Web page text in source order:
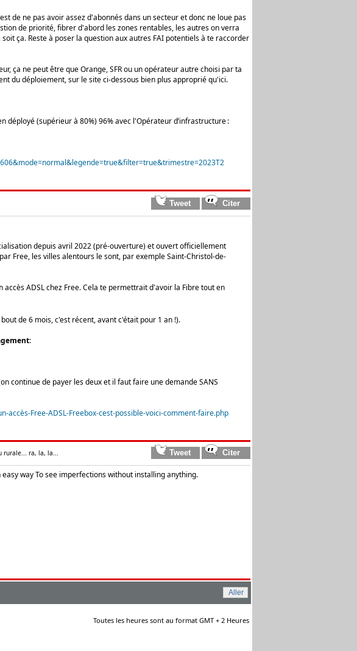
de ne pas avoir assez d'abonnés dans un secteur et donc ne loue pas
de priorité, fibrer d'abord les zones rentables, les autres on verra
ça. Reste à poser la question aux autres FAI potentiels à te raccorder
ça ne peut être que Orange, SFR ou un opérateur autre choisi par ta
du déploiement, sur le site ci-dessous bien plus approprié qu'ici.
déployé (supérieur à 80%) 96% avec l'Opérateur d’infrastructure :
depuis avril 2022 (pré-ouverture) et ouvert officiellement
Free, les villes alentours le sont, par exemple Saint-Christol-de-
ADSL chez Free. Cela te permettrait d'avoir la Fibre tout en
de 6 mois, c'est récent, avant c'était pour 1 an !).
:
continue de payer les deux et il faut faire une demande SANS
accès-Free-ADSL-Freebox-cest-possible-voici-comment-faire.php
rurale... ra, la, la...
easy way To see imperfections without installing anything.
Toutes les heures sont au format GMT + 2 Heures